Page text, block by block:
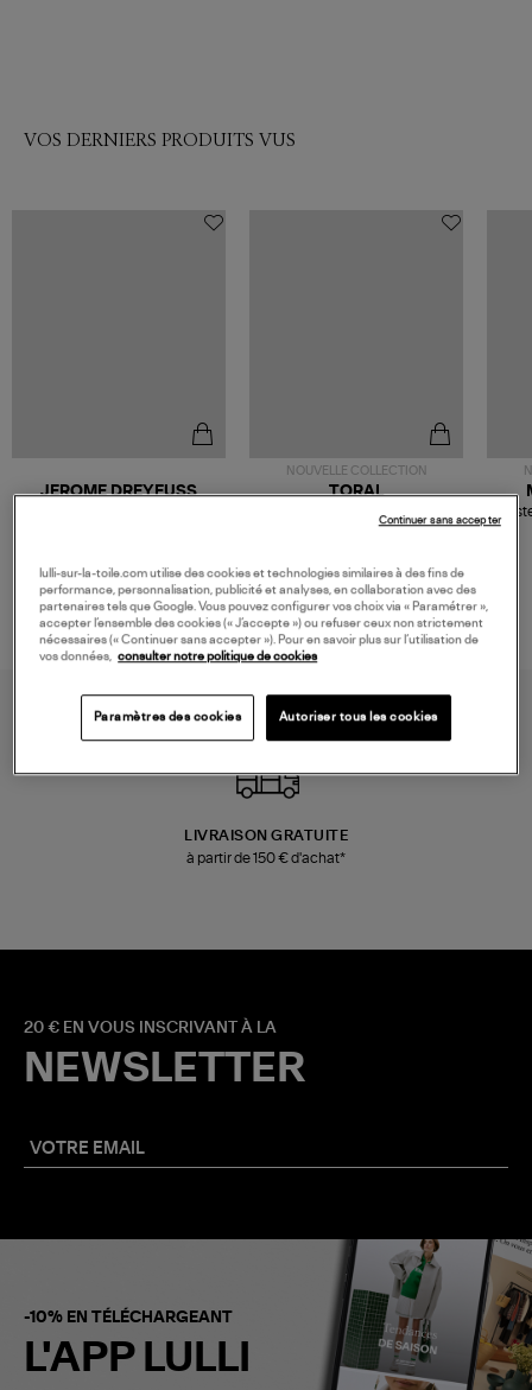
VOS DERNIERS PRODUITS VUS
JEROME DREYFUSS
NOUVELLE COLLECTION
TORAL
Mousse
LIVRAISON GRATUITE
à partir de 150 € d'achat*
20 € EN VOUS INSCRIVANT À LA
NEWSLETTER
-10% EN TÉLÉCHARGEANT
L'APP LULLI
lulli-sur-la-toile.com utilise des cookies et technologies similaires à des fins de
performance, personnalisation, publicité et analyses, en collaboration avec des
partenaires tels que Google. Vous pouvez configurer vos choix via « Paramétrer »,
accepter l’ensemble des cookies (« J’accepte ») ou refuser ceux non strictement
nécessaires (« Continuer sans accepter »). Pour en savoir plus sur l’utilisation de
vos données, consulter notre politique de cookies
Paramètres des cookies Autoriser tous les cookies
Continuer sans accepter